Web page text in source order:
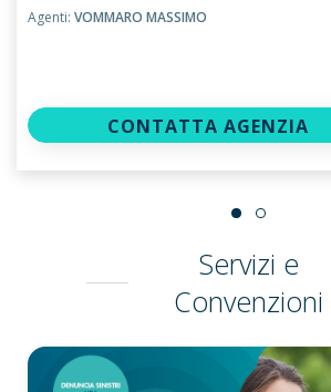
Agenti: VOMMARO MASSIMO
CONTATTA AGENZIA
Servizi e
Convenzioni